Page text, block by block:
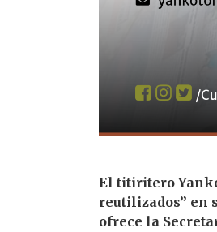
El titiritero
reutilizados” en
ofrece la